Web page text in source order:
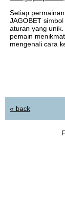
Setiap
JAGOBET
aturan yang
pemain
mengenali cara
« back